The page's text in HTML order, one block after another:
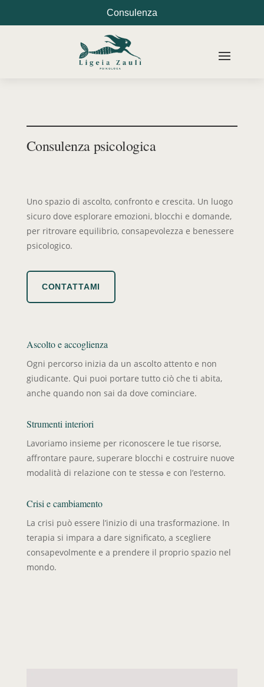
Consulenza
Consulenza psicologica
Uno spazio di ascolto, confronto e crescita. Un luogo
sicuro dove esplorare emozioni, blocchi e domande,
per ritrovare equilibrio, consapevolezza e benessere
psicologico.
CONTATTAMI
Ascolto e accoglienza
Ogni percorso inizia da un ascolto attento e non
giudicante. Qui puoi portare tutto ciò che ti abita,
anche quando non sai da dove cominciare.
Strumenti interiori
Lavoriamo insieme per riconoscere le tue risorse,
affrontare paure, superare blocchi e costruire nuove
modalità di relazione con te stessə e con l’esterno.
Crisi e cambiamento
La crisi può essere l’inizio di una trasformazione. In
terapia si impara a dare significato, a scegliere
consapevolmente e a prendere il proprio spazio nel
mondo.